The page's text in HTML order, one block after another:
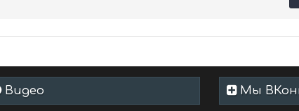
Видео Мы